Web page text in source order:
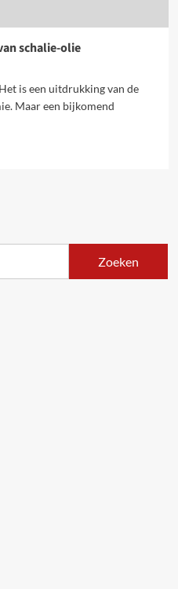
schalie-olie
is een uitdrukking van de
Maar een bijkomend
Zoeken